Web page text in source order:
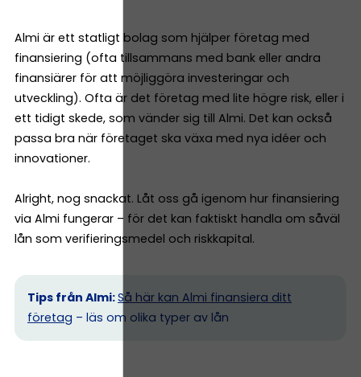
Almi är ett statligt bolag som hjälper företag med
finansiering (ofta tillsammans med bank eller andra
finansiärer för att möjliggöra investeringar och
utveckling). Ofta är det företag med lite högre risk, eller i
ett tidigt skede, som vänder sig till Almi. Det kan också
passa bra när företaget ska växa med nya idéer och
innovationer.
Alright, nog snackat. Låt oss gå igenom hur finansiering
via Almi fungerar – för det kan faktiskt handla om såväl
lån som verifieringsmedel och riskkapital.
Tips från Almi:Så här kan Almi finansiera ditt
företag – läs om olika typer av lån